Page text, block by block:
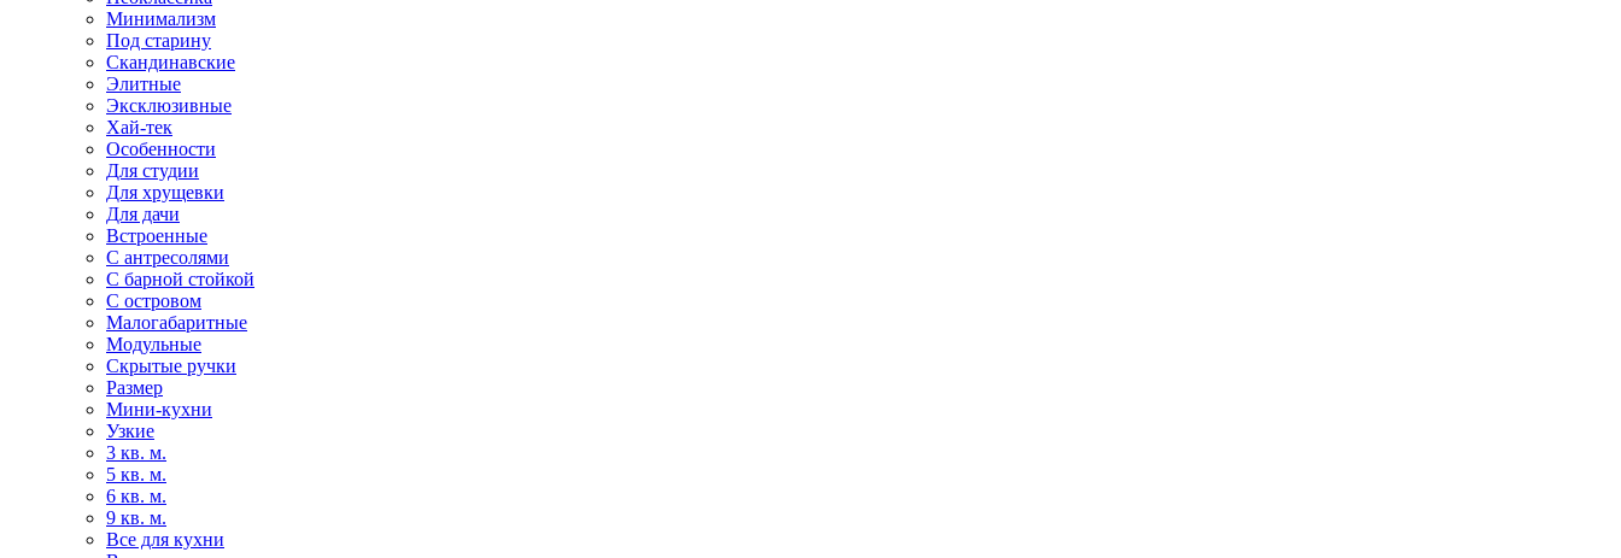
Минимализм
Под старину
Скандинавские
Элитные
Эксклюзивные
Хай-тек
Особенности
Для студии
Для хрущевки
Для дачи
Встроенные
С антресолями
С барной стойкой
С островом
Малогабаритные
Модульные
Скрытые ручки
Размер
Мини-кухни
Узкие
3 кв. м.
5 кв. м.
6 кв. м.
9 кв. м.
Все для кухни